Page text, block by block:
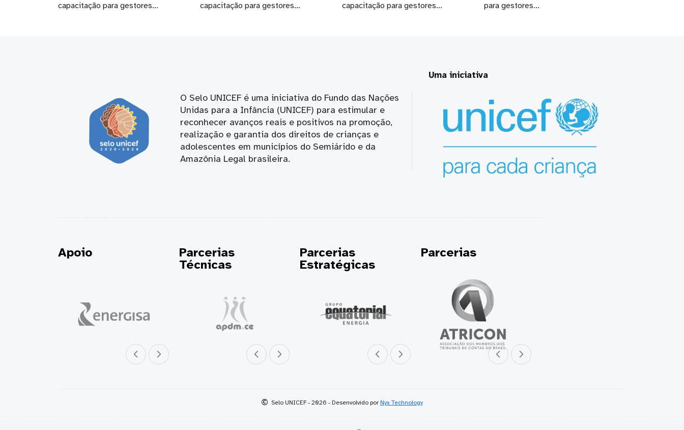
capacitação para gestores…
capacitação para gestores…
capacitação para gestores…
para gestores…
O Selo UNICEF é uma iniciativa do Fundo das Nações
Unidas para a Infância (UNICEF) para estimular e
reconhecer avanços reais e positivos na promoção,
realização e garantia dos direitos de crianças e
adolescentes em municípios do Semiárido e da
Amazônia Legal brasileira.
Uma iniciativa
Apoio
Parceiro anterior
Próximo parceiro
Parcerias
Técnicas
Parceiro anterior
Próximo parceiro
Parcerias
Estratégicas
Parceiro anterior
Próximo parceiro
Parcerias
Parceiro anterior
Próximo parceiro
© Selo UNICEF - 2026 - Desenvolvido por Nyx Technology